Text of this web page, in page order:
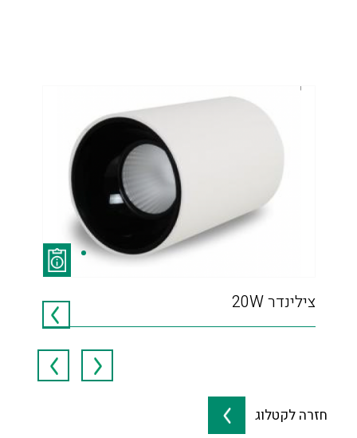
צילינדר 20W
חזרה לקטלוג